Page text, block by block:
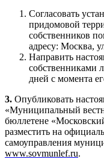
Согласовать
придомовой
собственников
адресу: Москва,
Направить
собственниками
дней с момента
3. Опубликовать
«Муниципальный
бюллетене
разместить на
самоуправления
www.sovmunlef.ru.